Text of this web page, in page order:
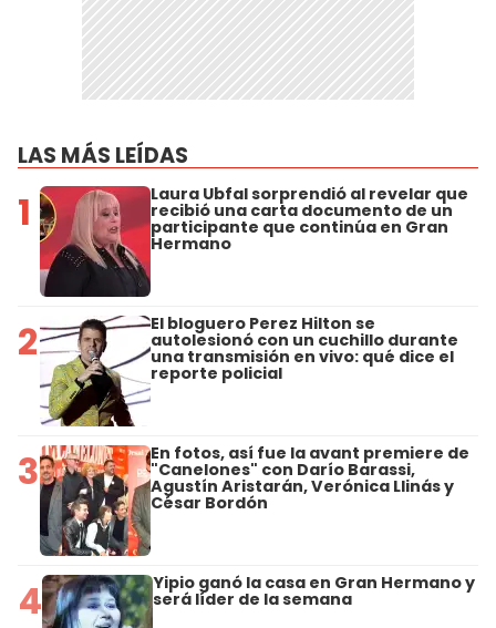
LAS MÁS LEÍDAS
1 Laura Ubfal sorprendió al revelar que
recibió una carta documento de un
participante que continúa en Gran
Hermano
2 El bloguero Perez Hilton se
autolesionó con un cuchillo durante
una transmisión en vivo: qué dice el
reporte policial
3 En fotos, así fue la avant premiere de
"Canelones" con Darío Barassi,
Agustín Aristarán, Verónica Llinás y
César Bordón
4 Yipio ganó la casa en Gran Hermano y
será líder de la semana